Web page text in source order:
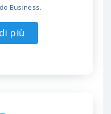
Business.
più